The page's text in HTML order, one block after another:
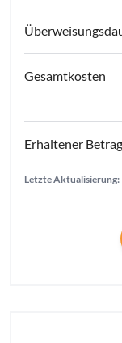
Letzte Aktualisierung: